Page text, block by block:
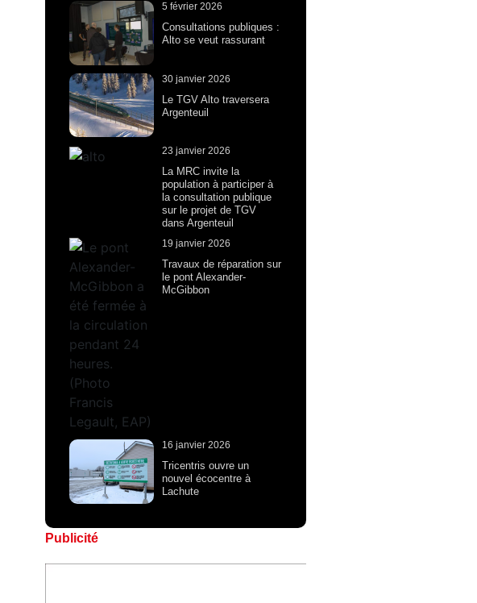
5 février 2026
Consultations publiques :
Alto se veut rassurant
30 janvier 2026
Le TGV Alto traversera
Argenteuil
23 janvier 2026
La MRC invite la
population à participer à
la consultation publique
sur le projet de TGV
dans Argenteuil
19 janvier 2026
Travaux de réparation sur
le pont Alexander-
McGibbon
16 janvier 2026
Tricentris ouvre un
nouvel écocentre à
Lachute
Publicité